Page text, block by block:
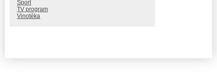
Šport
TV program
Vinotéka